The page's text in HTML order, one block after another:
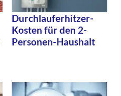
Durchlauferhitzer-
Kosten für den 2-
Personen-Haushalt